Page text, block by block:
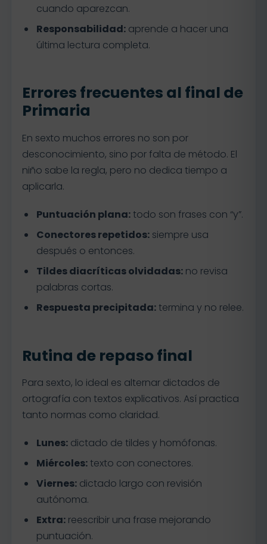
cuando aparezcan.
Responsabilidad:aprende a hacer una
última lectura completa.
Errores frecuentes al final de
Primaria
En sexto muchos errores no son por
desconocimiento, sino por falta de método. El
niño sabe la regla, pero no dedica tiempo a
aplicarla.
Puntuación plana:todo son frases con “y”.
Conectores repetidos:siempre usa
después o entonces.
Tildes diacríticas olvidadas:no revisa
palabras cortas.
Respuesta precipitada:termina y no relee.
Rutina de repaso final
Para sexto, lo ideal es alternar dictados de
ortografía con textos explicativos. Así practica
tanto normas como claridad.
Lunes:dictado de tildes y homófonas.
Miércoles:texto con conectores.
Viernes:dictado largo con revisión
autónoma.
Extra:reescribir una frase mejorando
puntuación.